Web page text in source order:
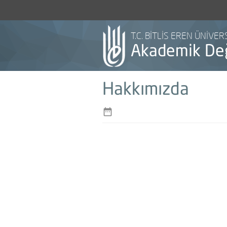
T.C. BİTLİS EREN
Akademik
Hakkımızda
date_range